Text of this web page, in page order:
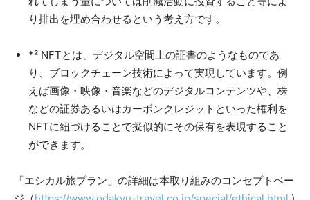
り排出を埋め合わせるという考え方です。
*² NFTとは、デジタル空間上の証書のようなものであ
り、ブロックチェーン技術によって実現しています。例
えば画像・映像・音楽などのデジタルコンテンツや、株
などの証券あるいはカーボンクレジットといった権利を
NFTに紐づけることで擬似的にその保有を表現すること
ができます。
「エシカル旅プラン」の詳細は本取り組みのコンセプトペー